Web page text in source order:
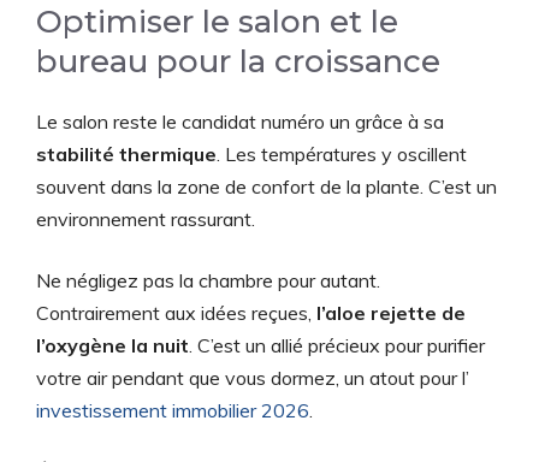
Optimiser le salon et le
bureau pour la croissance
Le salon reste le candidat numéro un grâce à sa
stabilité thermique . Les températures y oscillent
souvent dans la zone de confort de la plante. C’est un
environnement rassurant.
Ne négligez pas la chambre pour autant.
Contrairement aux idées reçues, l’aloe rejette de
l’oxygène la nuit . C’est un allié précieux pour purifier
votre air pendant que vous dormez, un atout pour l’
investissement immobilier 2026